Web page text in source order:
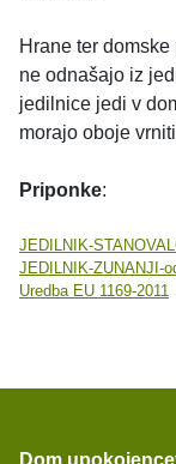
Hrane ter
ne odnašajo iz
jedilnice jedi v
morajo oboje
Priponke:
JEDILNIK-
JEDILNIK-ZUNANJI-
Uredba EU 1169-2011
Dom